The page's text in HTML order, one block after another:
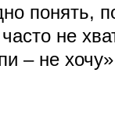
понять,
не
– не